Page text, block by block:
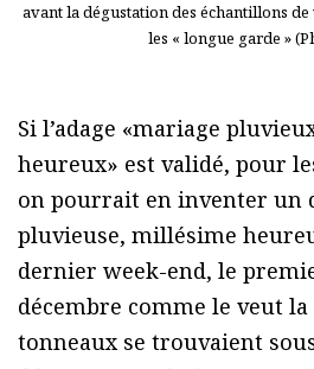
avant la dégustation des échantillons
les « longue garde »
Si l’adage «mariage
heureux» est validé, pour
on pourrait en inventer un
pluvieuse, millésime
dernier week-end, le
décembre comme le veut
tonneaux se trouvaient